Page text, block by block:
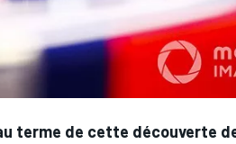
terme de cette découverte